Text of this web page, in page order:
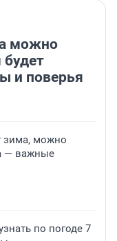
можно
и поверья
зима, можно
— важные
по погоде 7